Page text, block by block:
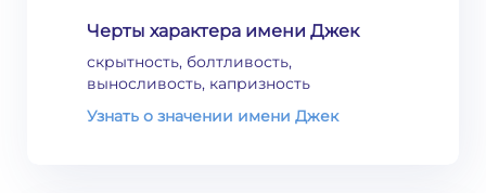
Черты характера имени Джек
скрытность, болтливость,
выносливость, капризность
Узнать о значении имени Джек